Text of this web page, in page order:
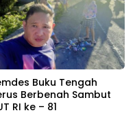
Buku Tengah
Berbenah Sambut
RI ke – 81